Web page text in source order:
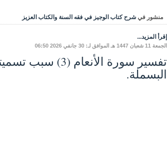
منشور في شرح كتاب الوجيز في فقه السنة والكتاب العزيز
إقرأ المزيد...
الجمعة 11 شعبان 1447 هـ الموافق لـ: 30 جانفي 2026 06:50
تفسير سورة
البسملة.